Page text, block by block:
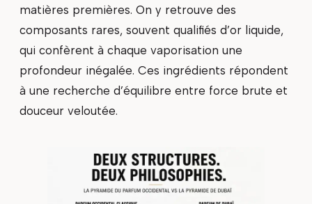
matières premières. On y retrouve des
composants rares, souvent qualifiés d’or liquide,
qui confèrent à chaque vaporisation une
profondeur inégalée. Ces ingrédients répondent
à une recherche d’équilibre entre force brute et
douceur veloutée.